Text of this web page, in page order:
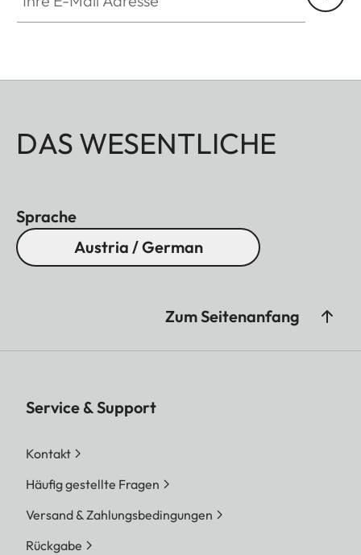
DAS WESENTLICHE
Sprache
Austria / German
Zum Seitenanfang
Service & Support
Kontakt
Häufig gestellte Fragen
Versand & Zahlungsbedingungen
Rückgabe